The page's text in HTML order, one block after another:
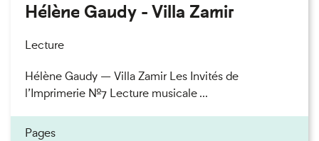
Hélène Gaudy - Villa Zamir
Lecture
Hélène Gaudy — Villa Zamir Les Invités de
l’Imprimerie n°7 Lecture musicale ...
Pages